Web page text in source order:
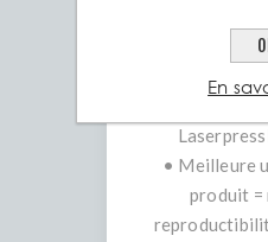
formage à
• Tolérances
• Meilleure
produit =
En